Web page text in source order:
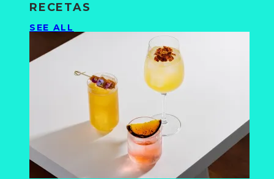
RECETAS
SEE ALL